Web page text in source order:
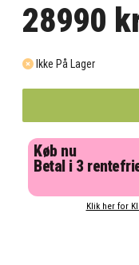
28990
Ikke På Lager
Køb nu
Betal i 3
Klik her for